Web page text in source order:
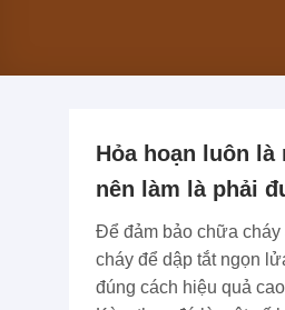
Hỏa hoạn luôn
nên làm là phải
Để đảm bảo chữa cháy
cháy để dập tắt ngọn
đúng cách hiệu quả